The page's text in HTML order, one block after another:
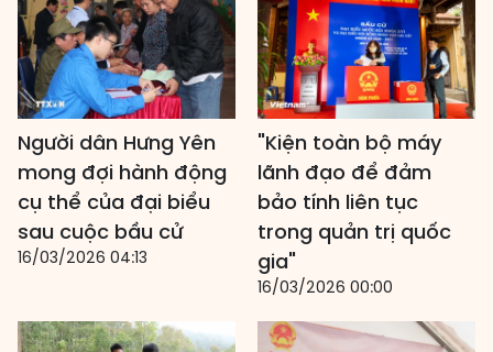
Người dân Hưng Yên
mong đợi hành động
cụ thể của đại biểu
sau cuộc bầu cử
16/03/2026 04:13
"Kiện toàn bộ máy
lãnh đạo để đảm
bảo tính liên tục
trong quản trị quốc
gia"
16/03/2026 00:00